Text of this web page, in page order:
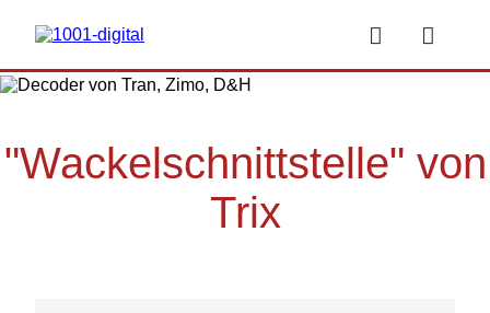
 
"Wackelschnittstelle" von
Trix